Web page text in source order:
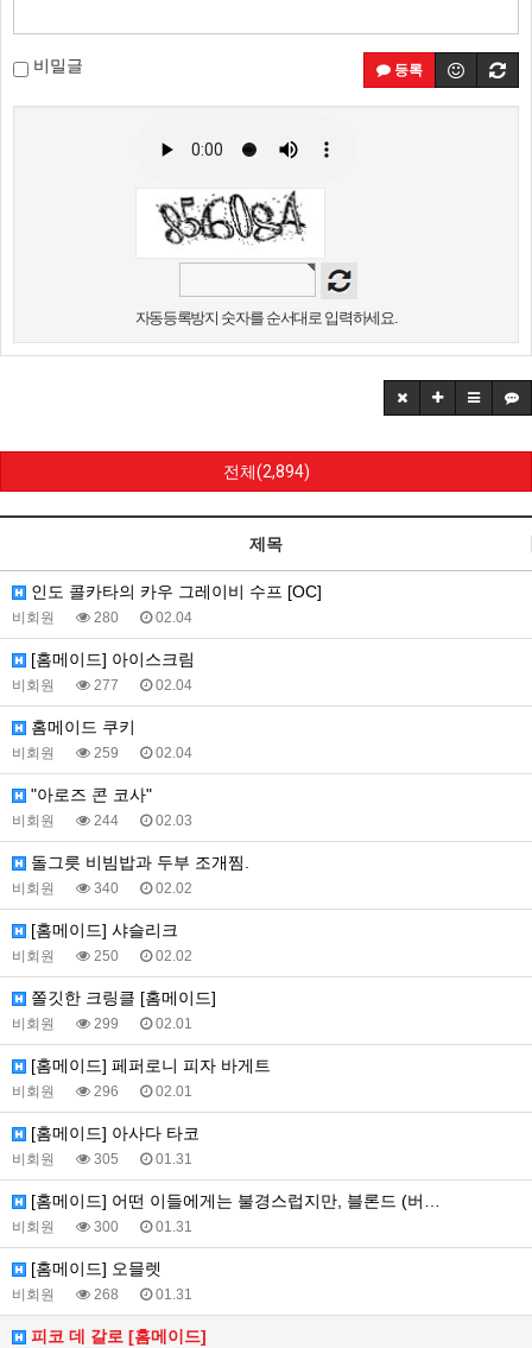
등록
비밀글
자동등록방지 숫자를 순서대로 입력하세요.
전체(2,894)
제목
인도 콜카타의 카우 그레이비 수프 [OC]
비회원 280 02.04
[홈메이드] 아이스크림
비회원 277 02.04
홈메이드 쿠키
비회원 259 02.04
"아로즈 콘 코사"
비회원 244 02.03
돌그릇 비빔밥과 두부 조개찜.
비회원 340 02.02
[홈메이드] 샤슬리크
비회원 250 02.02
쫄깃한 크링클 [홈메이드]
비회원 299 02.01
[홈메이드] 페퍼로니 피자 바게트
비회원 296 02.01
[홈메이드] 아사다 타코
비회원 305 01.31
[홈메이드] 어떤 이들에게는 불경스럽지만, 블론드 (버…
비회원 300 01.31
[홈메이드] 오믈렛
비회원 268 01.31
피코 데 갈로 [홈메이드]